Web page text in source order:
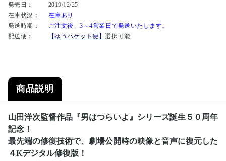
発売日：
2019/12/25
在庫状況：
在庫あり
発送時期：
ご注文後、3～4営業日で発送いたします。
配送便：
【ゆうパケット便】選択可能
商品説明
山田洋次監督作品『男はつらいよ』シリーズ誕生５０周年
記念！
最先端の修復技術で、劇場公開時の映像と音声に復元した
４Kデジタル修復版！